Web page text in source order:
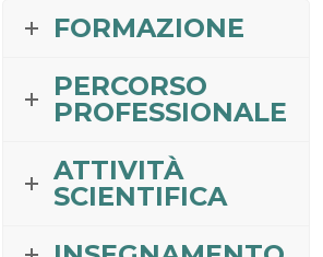
FORMAZIONE
PERCORSO
PROFESSIONALE
ATTIVITÀ
SCIENTIFICA